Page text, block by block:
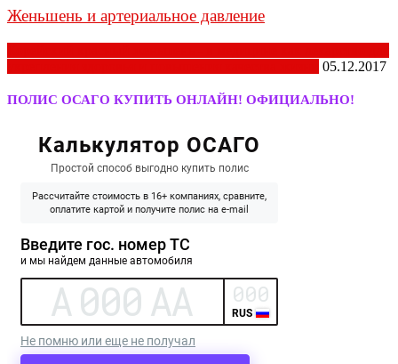
Женьшень и артериальное давление
05.12.2017
ПОЛИС ОСАГО КУПИТЬ ОНЛАЙН! ОФИЦИАЛЬНО!